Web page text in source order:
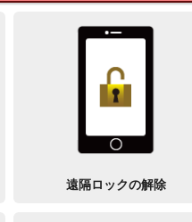
遠隔ロックの解除